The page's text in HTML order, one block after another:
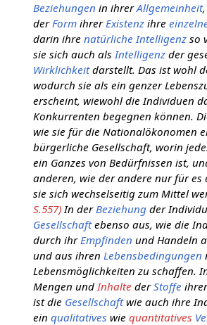
Beziehungen in ihrerAllgemeinheit
derFormihrerExistenzihre
darin ihre natürliche Intelligenzso
sie sich auch alsIntelligenzder
Wirklichkeitdarstellt. Das ist wohl
wodurch sie als ein genzer
erscheint, wiewohl die Individuen
Konkurrenten begegnen können.
wie sie für die Nationalökonomen
bürgerliche Gesellschaft, worin
ein Ganzes von Bedürfnissen ist,
anderen, wie der andere nur für es
sie sich wechselseitig zum Mittel
S.557)In derBeziehungder
Gesellschaftebenso aus, wie die
durch ihrEmpfinden und Handeln
und aus ihren Lebensbedingungen
Lebensmöglichkeiten zu schaffen.
Mengen undInhalte derStoffe
ist die Gesellschaftwie auch ihre
ein qualitatives wie quantitatives